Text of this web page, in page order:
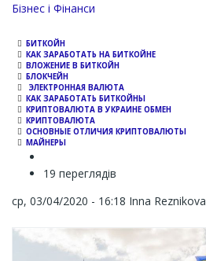
Channel
Бізнес і Фінанси
БИТКОЙН
КАК ЗАРАБОТАТЬ НА БИТКОЙНЕ
ВЛОЖЕНИЕ В БИТКОЙН
БЛОКЧЕЙН
ЭЛЕКТРОННАЯ ВАЛЮТА
КАК ЗАРАБОТАТЬ БИТКОЙНЫ
КРИПТОВАЛЮТА В УКРАИНЕ ОБМЕН
КРИПТОВАЛЮТА
ОСНОВНЫЕ ОТЛИЧИЯ КРИПТОВАЛЮТЫ
МАЙНЕРЫ
19 переглядів
ср, 03/04/2020 - 16:18 Inna Reznikova